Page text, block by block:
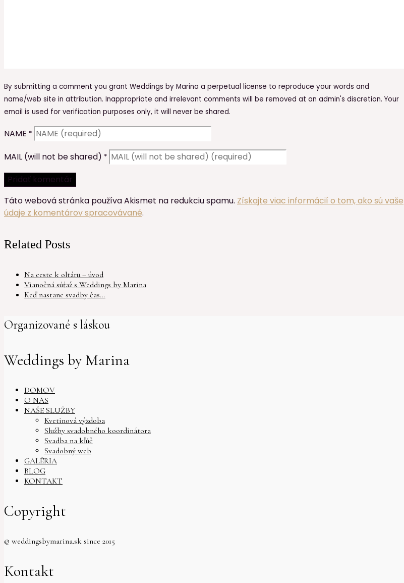
By submitting a comment you grant Weddings by Marina a perpetual license to reproduce your words and
name/web site in attribution. Inappropriate and irrelevant comments will be removed at an admin's discretion. Your
email is used for verification purposes only, it will never be shared.
NAME *
MAIL (will not be shared) *
Táto webová stránka používa Akismet na redukciu spamu. Získajte viac informácií o tom, ako sú vaše
údaje z komentárov spracovávané.
Related Posts
Na ceste k oltáru – úvod
Vianočná súťaž s Weddings by Marina
Keď nastane svadby čas…
Organizované s láskou
Weddings by Marina
DOMOV
O NÁS
NAŠE SLUŽBY
Kvetinová výzdoba
Služby svadobného koordinátora
Svadba na kľúč
Svadobný web
GALÉRIA
BLOG
KONTAKT
Copyright
© weddingsbymarina.sk since 2015
Kontakt